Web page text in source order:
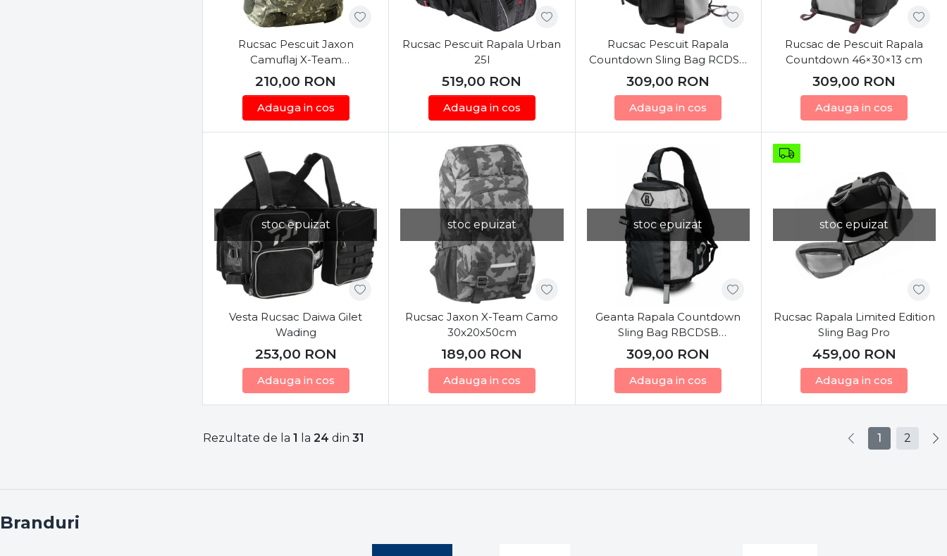
Rucsac Pescuit Jaxon
Camuflaj X-Team
30x20x50cm
210,00 RON
Adauga in cos
Rucsac Pescuit Rapala Urban
25l
519,00 RON
Adauga in cos
Rucsac Pescuit Rapala
Countdown Sling Bag RCDSB
42x25x13cm
309,00 RON
Adauga in cos
Rucsac de Pescuit Rapala
Countdown 46×30×13 cm
309,00 RON
Adauga in cos
stoc epuizat
Vesta Rucsac Daiwa Gilet
Wading
253,00 RON
Adauga in cos
stoc epuizat
Rucsac Jaxon X-Team Camo
30x20x50cm
189,00 RON
Adauga in cos
stoc epuizat
Geanta Rapala Countdown
Sling Bag RBCDSB
42x25x13cm
309,00 RON
Adauga in cos
stoc epuizat
Rucsac Rapala Limited Edition
Sling Bag Pro
459,00 RON
Adauga in cos
Rezultate de la 1 la 24 din 31 1 2
Branduri